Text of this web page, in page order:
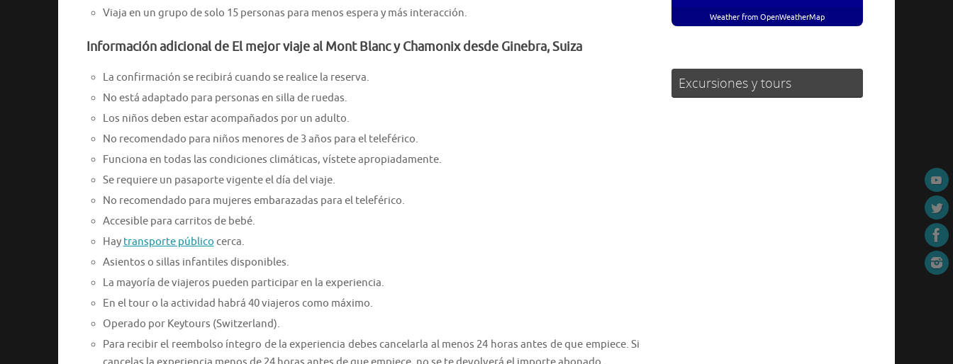
Viaja en un grupo de solo 15 personas para menos espera y más interacción.
Información adicional de El mejor viaje al Mont Blanc y Chamonix desde Ginebra, Suiza
La confirmación se recibirá cuando se realice la reserva.
No está adaptado para personas en silla de ruedas.
Los niños deben estar acompañados por un adulto.
No recomendado para niños menores de 3 años para el teleférico.
Funciona en todas las condiciones climáticas, vístete apropiadamente.
Se requiere un pasaporte vigente el día del viaje.
No recomendado para mujeres embarazadas para el teleférico.
Accesible para carritos de bebé.
Hay transporte público cerca.
Asientos o sillas infantiles disponibles.
La mayoría de viajeros pueden participar en la experiencia.
En el tour o la actividad habrá 40 viajeros como máximo.
Operado por Keytours (Switzerland).
Para recibir el reembolso íntegro de la experiencia debes cancelarla al menos 24 horas antes de que empiece. Si
Weather from OpenWeatherMap
Excursiones y tours